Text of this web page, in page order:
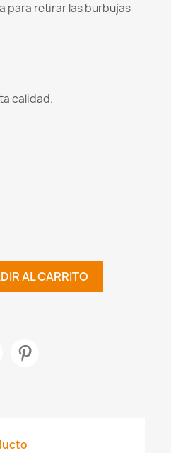
para retirar las burbujas
calidad.
AL CARRITO